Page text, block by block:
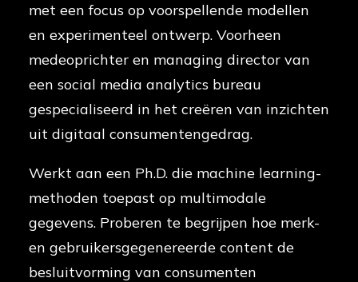
met een focus op voorspellende modellen
en experimenteel ontwerp. Voorheen
medeoprichter en managing director van
een social media analytics bureau
gespecialiseerd in het creëren van inzichten
uit digitaal consumentengedrag.
Werkt aan een Ph.D. die machine learning-
methoden toepast op multimodale
gegevens. Proberen te begrijpen hoe merk-
en gebruikersgegenereerde content de
besluitvorming van consumenten